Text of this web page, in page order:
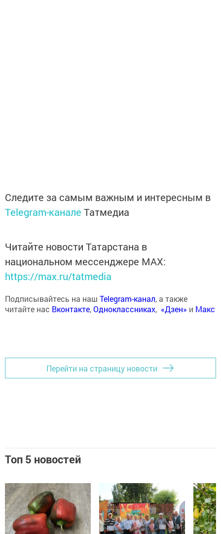
Следите за самым важным и интересным в
Telegram-канале Татмедиа
Читайте новости Татарстана в
национальном мессенджере MАХ:
https://max.ru/tatmedia
Подписывайтесь на наш Telegram-канал, а также
читайте нас Вконтакте,Одноклассниках, «Дзен» и Макс
Перейти на страницу новости
Топ 5 новостей